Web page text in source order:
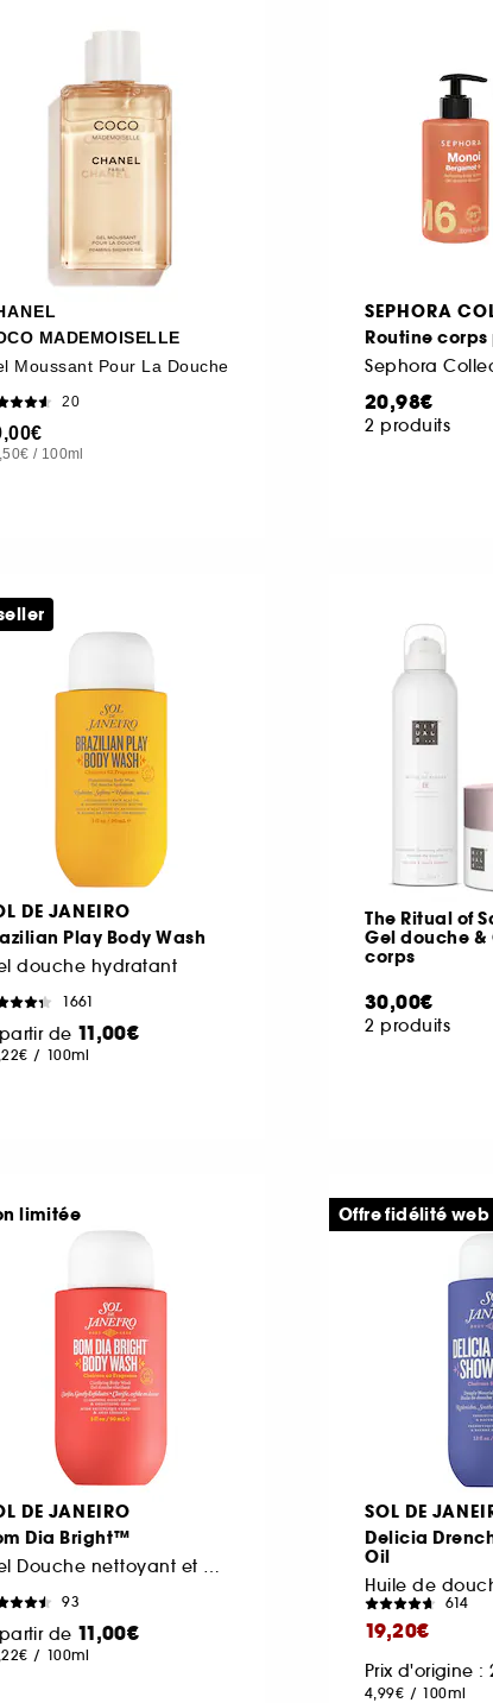
MADEMOISELLE
Moussant Pour La Douche
20
/ 100ml
SEPHORA
Routine
Sephora
20,98€
2 produits
DE JANEIRO
Play Body Wash
douche hydratant
1661
de 11,00€
/ 100ml
The Ritual of
Gel douche
corps
30,00€
2 produits
DE JANEIRO
Dia Bright™
93
de 11,00€
/ 100ml
limitée
SOL DE
Delicia
Oil
Huile de
614
19,20€
Prix d'origine :
4,99€ / 100ml
Offre fidélité web